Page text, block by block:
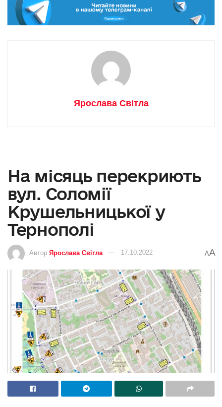
Ярослава Світла
На місяць перекриють
вул. Соломії
Крушельницької у
Тернополі
Автор Ярослава Світла 17.10.2022 AA